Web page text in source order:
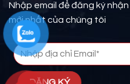
Nhập email để đăng ký
mới nhất của chúng tôi